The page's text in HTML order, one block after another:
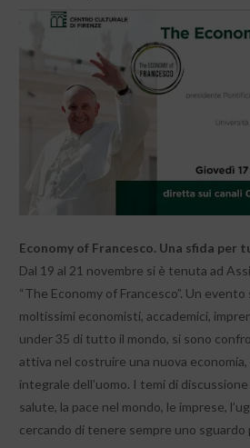
Economy of Francesco. Una sfida per
Dal 19 al 21 novembre si è tenuta ad
“The Economy of Francesco”. Un
moltissimi economisti, accademici,
under 35 di tutto il mondo, si sono
attiva nel costruire una nuova economia,
integrale dell’uomo. I temi di
salute, la pace nel mondo, le imprese,
cercando di tenere sempre uno